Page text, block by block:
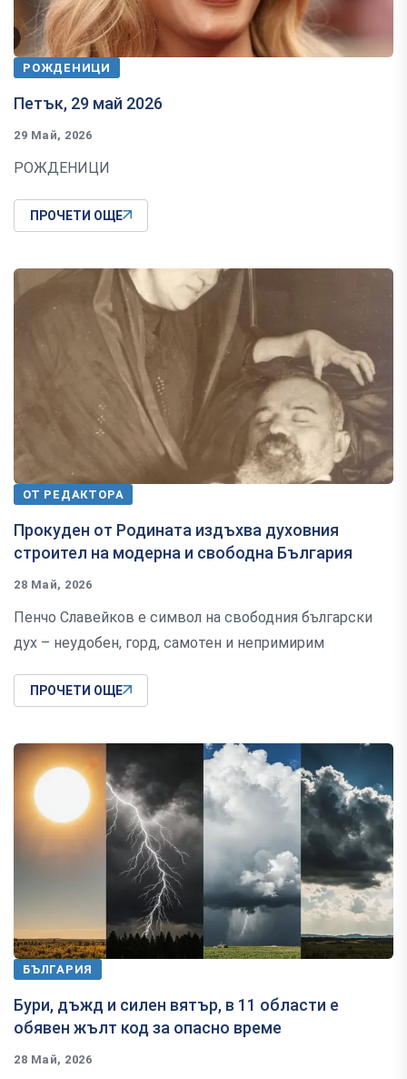
РОЖДЕНИЦИ
Петък, 29 май 2026
29 Май, 2026
РОЖДЕНИЦИ
ПРОЧЕТИ ОЩЕ
ОТ РЕДАКТОРА
Прокуден от Родината издъхва духовния
строител на модерна и свободна България
28 Май, 2026
Пенчо Славейков е символ на свободния български
дух – неудобен, горд, самотен и непримирим
ПРОЧЕТИ ОЩЕ
БЪЛГАРИЯ
Бури, дъжд и силен вятър, в 11 области е
обявен жълт код за опасно време
28 Май, 2026